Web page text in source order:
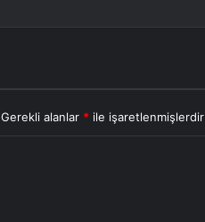
Gerekli alanlar * ile işaretlenmişlerdir